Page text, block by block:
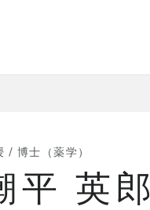
平 英郎
/ 博士（薬学）